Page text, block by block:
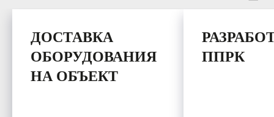
ДОСТАВКА
ОБОРУДОВАНИЯ
НА ОБЪЕКТ
ППРК